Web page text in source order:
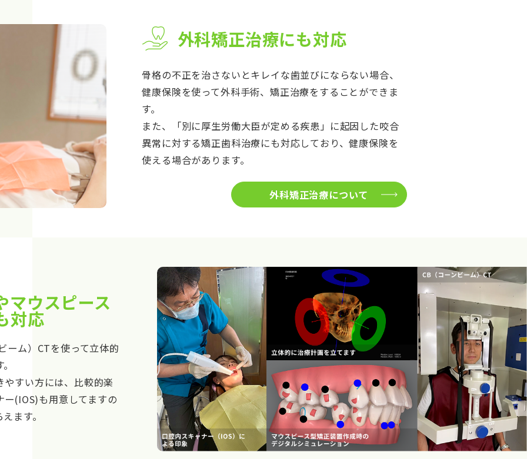
外科矯正治療にも対応
骨格の不正を治さないとキレイな歯並びにならない場合、
健康保険を使って外科手術、矯正治療をすることができま
す。
また、「別に厚生労働大臣が定める疾患」に起因した咬合
異常に対する矯正歯科治療にも対応しており、健康保険を
使える場合があります。
外科矯正治療について
マウスピース
対応
ーム）CTを使って立体的
すい方には、比較的楽
(IOS)も用意してますの
ます。